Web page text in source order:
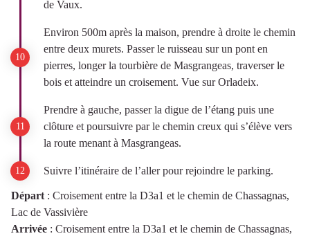
de Vaux.
Environ 500m après la maison, prendre à droite le chemin
entre deux murets. Passer le ruisseau sur un pont en
pierres, longer la tourbière de Masgrangeas, traverser le
bois et atteindre un croisement. Vue sur Orladeix.
Prendre à gauche, passer la digue de l’étang puis une
clôture et poursuivre par le chemin creux qui s’élève vers
la route menant à Masgrangeas.
Suivre l’itinéraire de l’aller pour rejoindre le parking.
Départ : Croisement entre la D3a1 et le chemin de Chassagnas,
Lac de Vassivière
Arrivée : Croisement entre la D3a1 et le chemin de Chassagnas,